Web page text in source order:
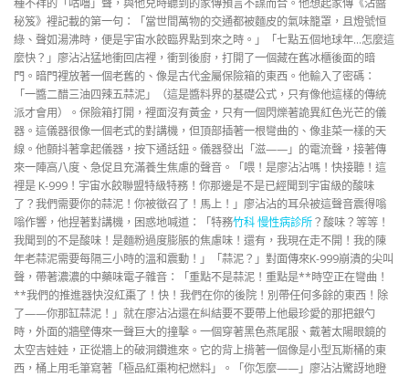
種不祥的「咕嚕」聲，與他兒時聽到的家傳預言不謀而合。他想起家傳《沾醬
秘笈》裡記載的第一句：「當世間萬物的交通都被麵皮的氣味籠罩，且燈號恒
綠、聲如湯沸時，便是宇宙水餃臨界點到來之時。」「七點五個地球年…怎麼這
麼快？」廖沾沾猛地衝回店裡，衝到後廚，打開了一個藏在舊冰櫃後面的暗
門。暗門裡放著一個老舊的、像是古代金屬保險箱的東西。他輸入了密碼：
「一醬二醋三油四辣五蒜泥」（這是醬料界的基礎公式，只有像他這樣的傳統
派才會用）。保險箱打開，裡面沒有黃金，只有一個閃爍著詭異紅色光芒的儀
器。這儀器很像一個老式的對講機，但頂部插著一根彎曲的、像韭菜一樣的天
線。他顫抖著拿起儀器，按下通話鈕。儀器發出「滋——」的電流聲，接著傳
來一陣高八度、急促且充滿養生焦慮的聲音。「喂！是廖沾沾嗎！快接聽！這
裡是 K-999！宇宙水餃聯盟特級特務！你那邊是不是已經聞到宇宙級的酸味
了？我們需要你的蒜泥！你被徵召了！馬上！」廖沾沾的耳朵被這聲音震得嗡
嗡作響，他捏著對講機，困惑地喊道：「特務竹科 慢性病診所？酸味？等等！
我聞到的不是酸味！是麵粉過度膨脹的焦慮味！還有，我現在走不開！我的陳
年老蒜泥需要每隔三小時的溫和震動！」「蒜泥？」對面傳來K-999崩潰的尖叫
聲，帶著濃濃的中藥味電子雜音：「重點不是蒜泥！重點是**時空正在彎曲！
**我們的推進器快沒紅棗了！快！我們在你的後院！別帶任何多餘的東西！除
了——你那缸蒜泥！」就在廖沾沾還在糾結要不要帶上他最珍愛的那把銀勺
時，外面的牆壁傳來一聲巨大的撞擊。一個穿著黑色燕尾服、戴著太陽眼鏡的
太空吉娃娃，正從牆上的破洞鑽進來。它的背上揹著一個像是小型瓦斯桶的東
西，桶上用毛筆寫著「極品紅棗枸杞燃料」。「你怎麼——」廖沾沾驚訝地瞪